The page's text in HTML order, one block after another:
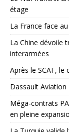
étage
La France face
La Chine dévoile
interarmées
Après le SCAF, le
Dassault
Méga-contrats
en pleine